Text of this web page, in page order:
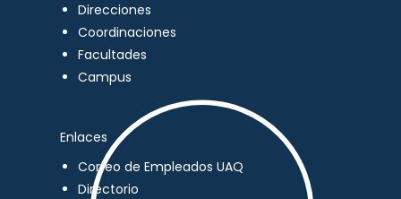
Direcciones
Coordinaciones
Facultades
Campus
Enlaces
Correo de Empleados UAQ
Directorio